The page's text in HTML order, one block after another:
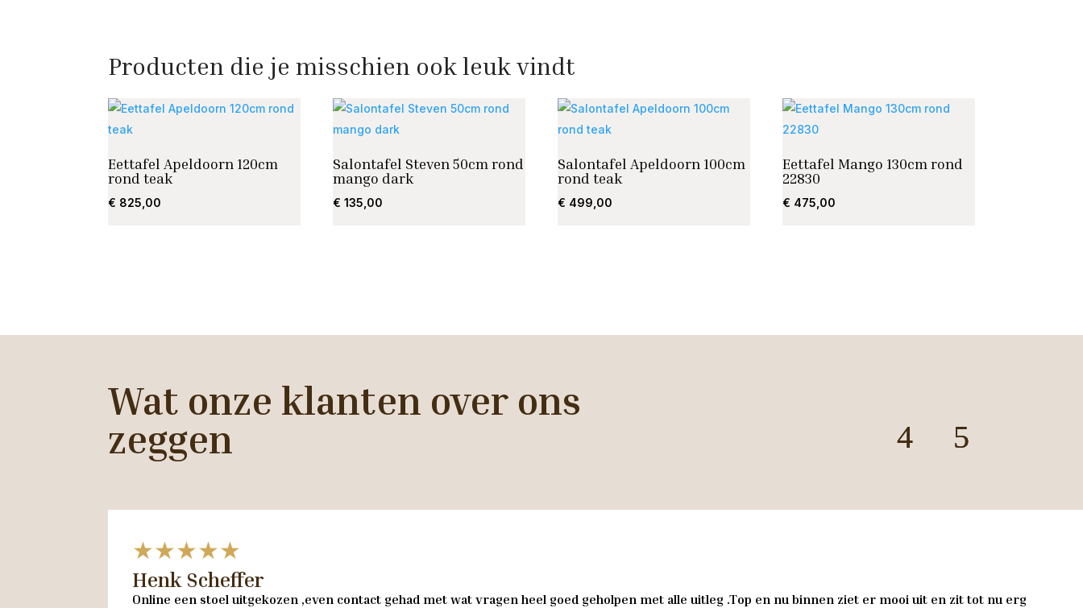
Producten die je misschien ook leuk vindt
Eettafel Apeldoorn 120cm
rond teak
€ 825,00
Salontafel Steven 50cm rond
mango dark
€ 135,00
Salontafel Apeldoorn 100cm
rond teak
€ 499,00
Eettafel Mango 130cm rond
22830
€ 475,00
Wat onze klanten over ons
zeggen
★★★★★
Henk Scheffer
Online een stoel uitgekozen ,even contact gehad met wat vragen heel goed geholpen met alle uitleg .Top en nu binnen ziet er mooi uit en zit tot nu erg